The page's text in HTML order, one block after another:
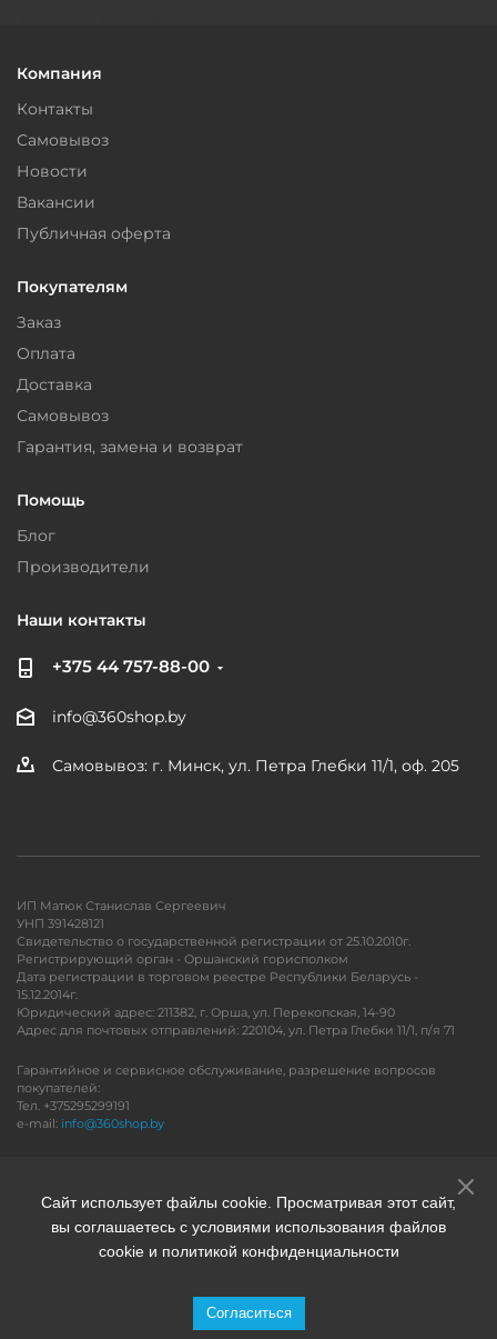
Компания
Контакты
Самовывоз
Новости
Вакансии
Публичная оферта
Покупателям
Заказ
Оплата
Доставка
Самовывоз
Гарантия, замена и возврат
Помощь
Блог
Производители
Наши контакты
+375 44 757-88-00
info@360shop.by
Самовывоз: г. Минск, ул. Петра Глебки 11/1, оф. 205
ИП Матюк Станислав Сергеевич
УНП 391428121
Свидетельство о государственной регистрации от 25.10.2010г.
Регистрирующий орган - Оршанский горисполком
Дата регистрации в торговом реестре Республики Беларусь -
15.12.2014г.
Юридический адрес: 211382, г. Орша, ул. Перекопская, 14-90
Адрес для почтовых отправлений: 220104, ул. Петра Глебки 11/1, п/я 71
Гарантийное и сервисное обслуживание, разрешение вопросов
покупателей:
Тел. +375295299191
e-mail: info@360shop.by
Сайт использует файлы cookie. Просматривая этот сайт,
вы соглашаетесь с условиями использования файлов
cookie и политикой конфиденциальности
Согласиться